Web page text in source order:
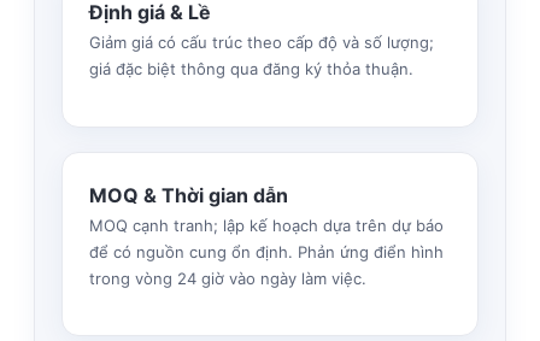
Định giá & Lề
Giảm giá có cấu trúc theo cấp độ và số lượng;
giá đặc biệt thông qua đăng ký thỏa thuận.
MOQ & Thời gian dẫn
MOQ cạnh tranh; lập kế hoạch dựa trên dự báo
để có nguồn cung ổn định. Phản ứng điển hình
trong vòng 24 giờ vào ngày làm việc.